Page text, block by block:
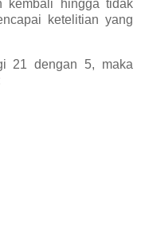
kembali hingga tidak
ketelitian yang
21 dengan 5, maka